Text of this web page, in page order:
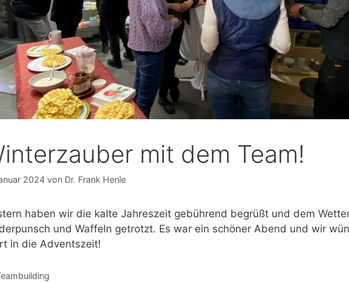
mit dem Team!
2024 von Dr. Frank Henle
haben wir die kalte Jahreszeit gebührend begrüßt und dem
und Waffeln getrotzt. Es war ein schöner Abend und wir
in die Adventszeit!